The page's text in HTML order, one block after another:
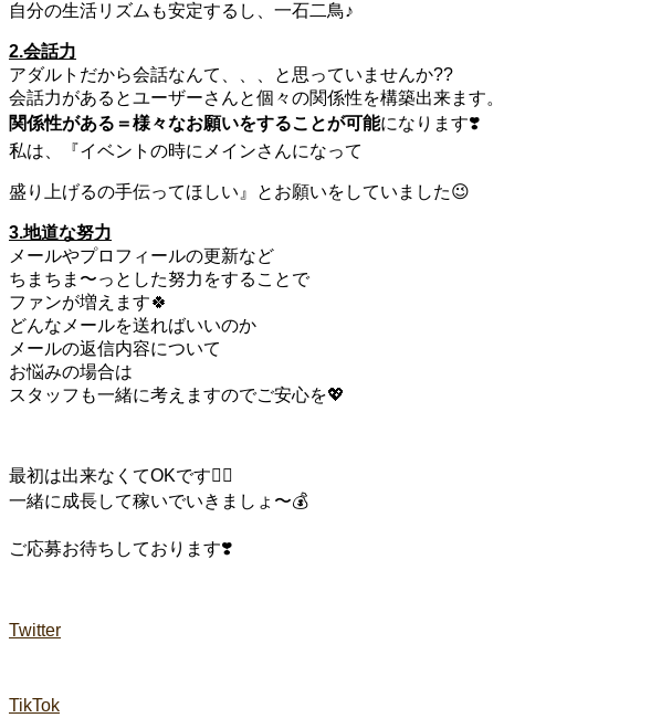
自分の生活リズムも安定するし、一石二鳥♪
2.会話力
アダルトだから会話なんて、、、と思っていませんか??
会話力があるとユーザーさんと個々の関係性を構築出来ます。
関係性がある＝様々なお願いをすることが可能になります❣️
私は、『イベントの時にメインさんになって
盛り上げるの手伝ってほしい』とお願いをしていました😉
3.地道な努力
メールやプロフィールの更新など
ちまちま〜っとした努力をすることで
ファンが増えます🍀
どんなメールを送ればいいのか
メールの返信内容について
お悩みの場合は
スタッフも一緒に考えますのでご安心を💖
最初は出来なくてOKです🙆‍♀️
一緒に成長して稼いでいきましょ〜💰
ご応募お待ちしております❣️
Twitter
TikTok